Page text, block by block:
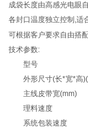
成袋长度由高感光电眼
各封口温度独立控制 ,适
可根据客户要求自由搭
技术参数:
型号
外形尺寸(长*宽*高
主线皮带宽(mm)
理料速度
系统包装速度